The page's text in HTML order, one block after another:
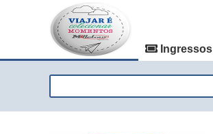
Ingressos